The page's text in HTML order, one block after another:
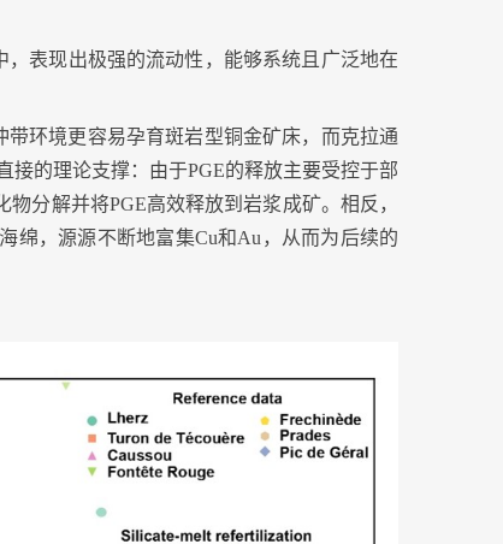
表现出极强的流动性，能够系统且广泛地在
环境更容易孕育斑岩型铜金矿床，而克拉通
接的理论支撑：由于PGE的释放主要受控于部
物分解并将PGE高效释放到岩浆成矿。相反，
绵，源源不断地富集Cu和Au，从而为后续的